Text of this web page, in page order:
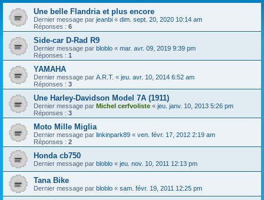
Une belle Flandria et plus encore
Dernier message par jeanbi « dim. sept. 20, 2020 10:14 am
Réponses : 6
Side-car D-Rad R9
Dernier message par bloblo « mar. avr. 09, 2019 9:39 pm
Réponses : 1
YAMAHA
Dernier message par A.R.T. « jeu. avr. 10, 2014 6:52 am
Réponses : 3
Une Harley-Davidson Model 7A (1911)
Dernier message par Michel cerfvoliste « jeu. janv. 10, 2013 5:26 pm
Réponses : 3
Moto Mille Miglia
Dernier message par linkinpark89 « ven. févr. 17, 2012 2:19 am
Réponses : 2
Honda cb750
Dernier message par bloblo « jeu. nov. 10, 2011 12:13 pm
Tana Bike
Dernier message par bloblo « sam. févr. 19, 2011 12:25 pm